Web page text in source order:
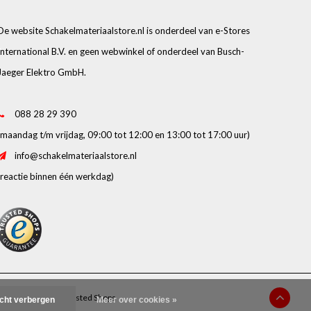
website Schakelmateriaalstore.nl is onderdeel van e-Stores
B.V. en geen webwinkel of onderdeel van Busch-
Elektro GmbH.
088 28 29 390
t/m vrijdag, 09:00 tot 12:00 en 13:00 tot 17:00 uur)
info@schakelmateriaalstore.nl
binnen één werkdag)
op Trusted Shops
verbergen Meer over cookies »